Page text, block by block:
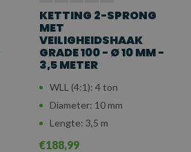
KETTING 2-SPRONG
MET
VEILIGHEIDSHAAK
GRADE 100 - Ø 10 MM -
3,5 METER
WLL (4:1): 4 ton
Diameter: 10 mm
Lengte: 3,5 m
€188,99